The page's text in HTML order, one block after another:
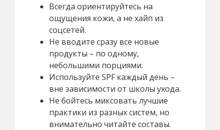
Всегда ориентируйтесь на
ощущения кожи, а не хайп из
соцсетей.
Не вводите сразу все новые
продукты – по одному,
небольшими порциями.
Используйте SPF каждый день –
вне зависимости от школы ухода.
Не бойтесь миксовать лучшие
практики из разных систем, но
внимательно читайте составы.